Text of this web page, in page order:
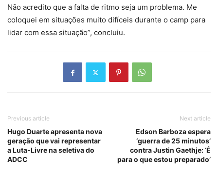
Não acredito que a falta de ritmo seja um problema. Me
coloquei em situações muito difíceis durante o camp para
lidar com essa situação”, concluiu.
Previous article
Hugo Duarte apresenta nova
geração que vai representar
a Luta-Livre na seletiva do
ADCC
Next article
Edson Barboza espera
‘guerra de 25 minutos’
contra Justin Gaethje: ‘É
para o que estou preparado’